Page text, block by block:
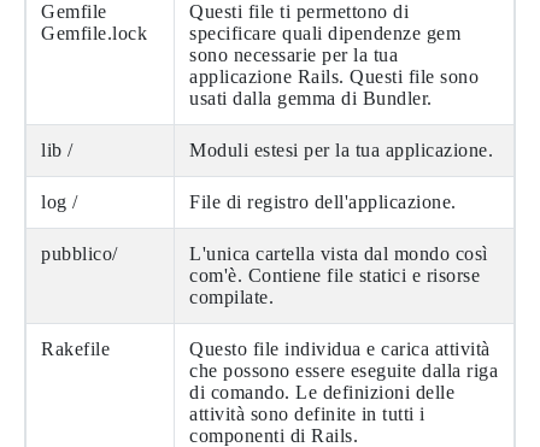
Gemfile
Gemfile.lock
Questi file ti permettono di
specificare quali dipendenze gem
sono necessarie per la tua
applicazione Rails. Questi file sono
usati dalla gemma di Bundler.
lib / Moduli estesi per la tua applicazione.
log / File di registro dell'applicazione.
pubblico/
L'unica cartella vista dal mondo così
com'è. Contiene file statici e risorse
compilate.
Rakefile
Questo file individua e carica attività
che possono essere eseguite dalla riga
di comando. Le definizioni delle
attività sono definite in tutti i
componenti di Rails.